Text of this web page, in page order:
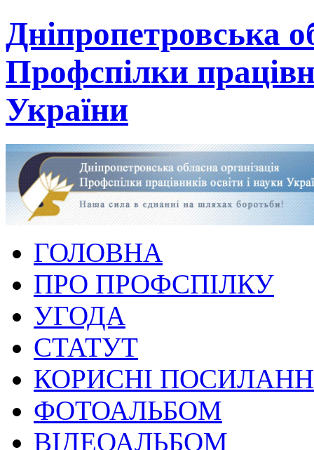
Дніпропетровська
Профспілки
України
ГОЛОВНА
ПРО ПРОФСПІЛКУ
УГОДА
СТАТУТ
КОРИСНІ
ФОТОАЛЬБОМ
ВІДЕОАЛЬБОМ